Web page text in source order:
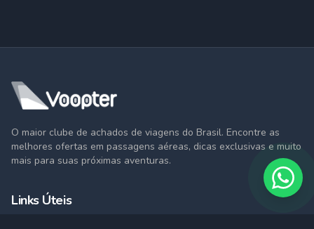
O maior clube de achados de viagens do Brasil. Encontre as
melhores ofertas em passagens aéreas, dicas exclusivas e muito
mais para suas próximas aventuras.
Links Úteis